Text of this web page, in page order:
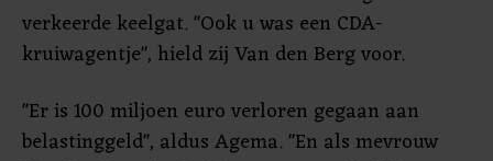
verkeerde keelgat. "Ook u was een CDA-
kruiwagentje", hield zij Van den Berg voor.
"Er is 100 miljoen euro verloren gegaan aan
belastinggeld", aldus Agema. "En als mevrouw